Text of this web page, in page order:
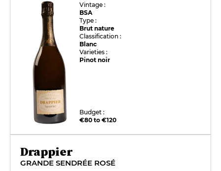
Vintage :
BSA
Type :
Brut nature
Classification :
Blanc
Varieties :
Pinot noir
Budget :
€80 to €120
Drappier
GRANDE SENDRÉE ROSÉ